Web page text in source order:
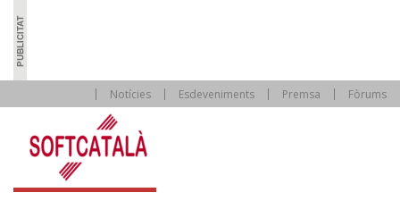
Notícies Esdeveniments Premsa Fòrums